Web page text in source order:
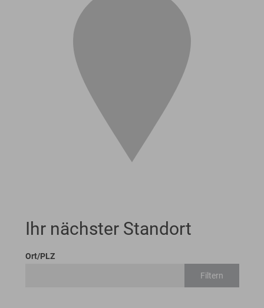
Ihr nächster Standort
Ort/PLZ
Filtern